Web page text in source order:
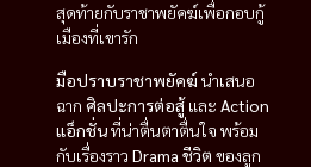
สุดท้ายกับราชาพยัคฆ์เพื่อกอบกู้
เมืองที่เขารัก
มือปราบราชาพยัคฆ์นำเสนอ
ฉาก ศิลปะการต่อสู้และ Action
แอ็กชั่นที่น่าตื่นตาตื่นใจ พร้อม
กับเรื่องราว Drama ชีวิต ของลูก